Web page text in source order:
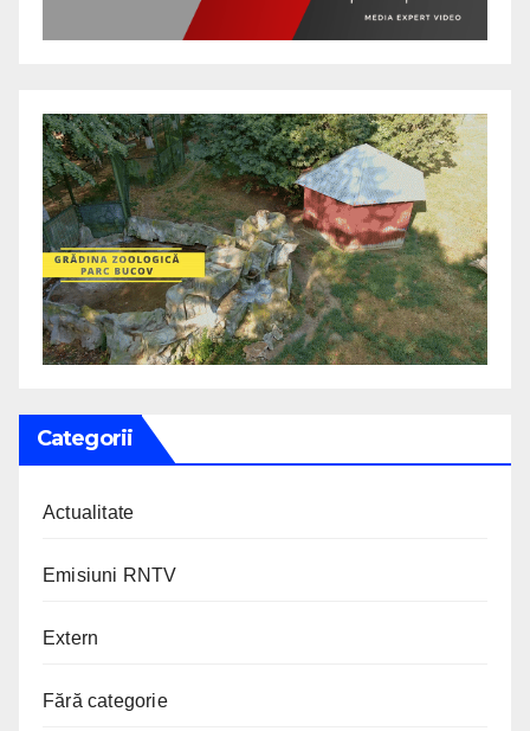
Categorii
Actualitate
Emisiuni RNTV
Extern
Fără categorie